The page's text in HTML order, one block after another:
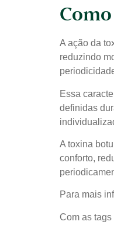
A ação da
reduzindo
Essa
definidas
A toxina
conforto,
Para mais
Com as tags